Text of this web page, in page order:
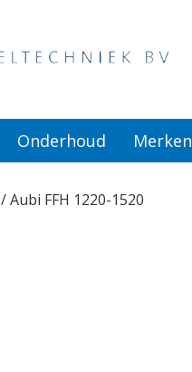
Onderhoud Merken
/ Aubi FFH 1220-1520